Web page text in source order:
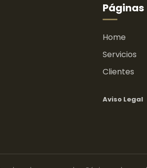
Páginas
Home
Servicios
Clientes
Aviso Legal